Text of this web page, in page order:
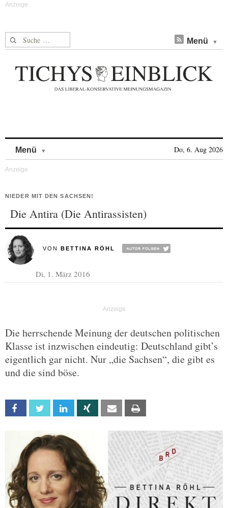
Suche nach: Menü
Menü Do, 6. Aug 2026
NIEDER MIT DEN SACHSEN!
Die Antira (Die Antirassisten)
VON BETTINA RÖHL
Di, 1. März 2016
Die herrschende Meinung der deutschen politischen
Klasse ist inzwischen eindeutig: Deutschland gibt’s
eigentlich gar nicht. Nur „die Sachsen“, die gibt es
und die sind böse.
Facebook Twitter Linkedin Xing Email